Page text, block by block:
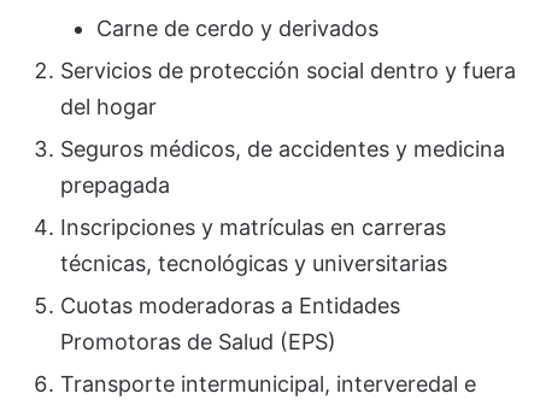
Carne de cerdo y derivados
Servicios de protección social dentro y fuera
del hogar
Seguros médicos, de accidentes y medicina
prepagada
Inscripciones y matrículas en carreras
técnicas, tecnológicas y universitarias
Cuotas moderadoras a Entidades
Promotoras de Salud (EPS)
Transporte intermunicipal, interveredal e